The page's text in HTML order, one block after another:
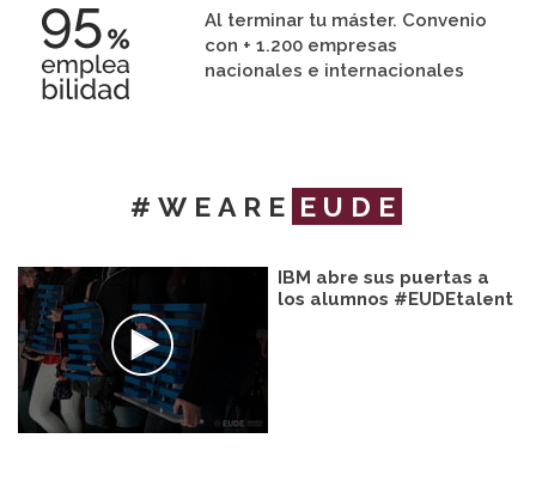
Al terminar tu máster. Convenio
con + 1.200 empresas
nacionales e internacionales
#WEARE EUDE
IBM abre sus puertas a
los alumnos #EUDEtalent